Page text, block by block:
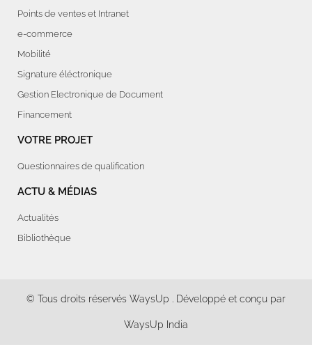
Points de ventes et Intranet
e-commerce
Mobilité
Signature éléctronique
Gestion Electronique de Document
Financement
VOTRE PROJET
Questionnaires de qualification
ACTU & MÉDIAS
Actualités
Bibliothèque
© Tous droits réservés WaysUp . Développé et conçu par
WaysUp India